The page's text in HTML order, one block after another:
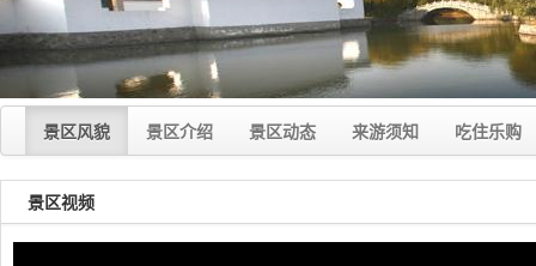
景区风貌 景区介绍 景区动态 来游须知 吃住乐购
景区视频